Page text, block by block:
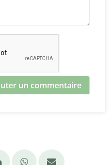
un commentaire